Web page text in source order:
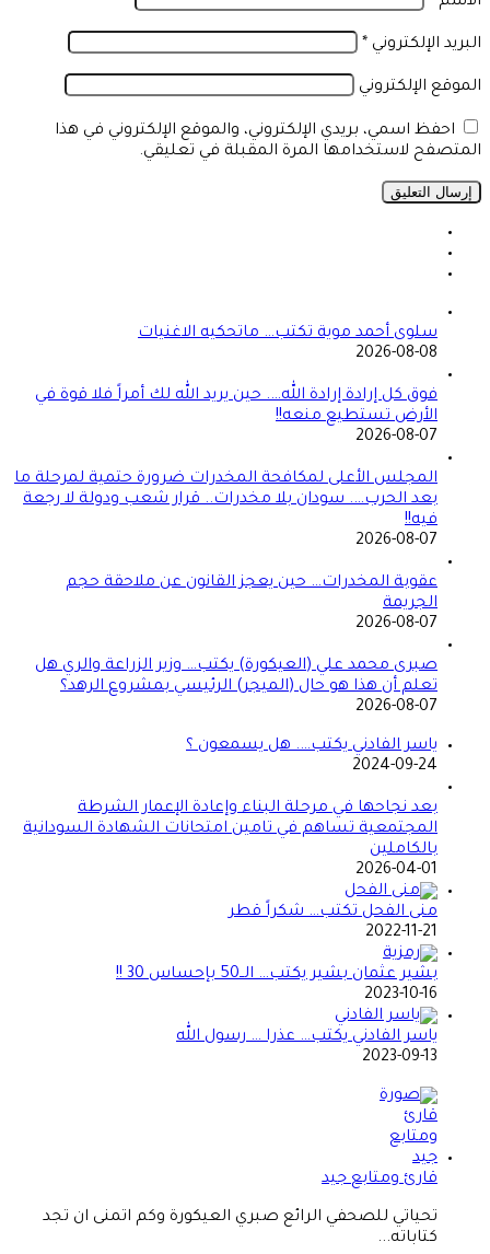
البريد الإلكتروني *
الموقع الإلكتروني
احفظ اسمي، بريدي الإلكتروني، والموقع الإلكتروني في هذا
المتصفح لاستخدامها المرة المقبلة في تعليقي.
سلوى أحمد موية تكتب… ماتحكيه الاغنيات
2026-08-08
فوق كل إرادة إرادة الله…. حين يريد الله لك أمراً فلا قوة في
الأرض تستطيع منعه!!
2026-08-07
المجلس الأعلى لمكافحة المخدرات ضرورة حتمية لمرحلة ما
بعد الحرب…. سودان بلا مخدرات.. قرار شعب ودولة لا رجعة
فيه!!
2026-08-07
عقوبة المخدرات… حين يعجز القانون عن ملاحقة حجم
الجريمة
2026-08-07
صبرى محمد علي (العيكورة) يكتب… وزير الزراعة والري هل
تعلم أن هذا هو حال (الميجر) الرئيسي بمشروع الرهد؟
2026-08-07
ياسر الفادني يكتب…. هل يسمعون ؟
2024-09-24
بعد نجاحها في مرحلة البناء وإعادة الإعمار الشرطة
المجتمعية تساهم في تامين امتحانات الشهادة السودانية
بالكاملين
2026-04-01
منى الفحل تكتب… شكراً قطر
2022-11-21
بشير عثمان بشير يكتب… الــ50 بإحساس 30 !!
2023-10-16
ياسر الفادني يكتب… عذرا … رسول الله
2023-09-13
قارئ ومتابع جيد
تحياتي للصحفي الرائع صبري العيكورة وكم اتمنى ان تجد
كتاباته...